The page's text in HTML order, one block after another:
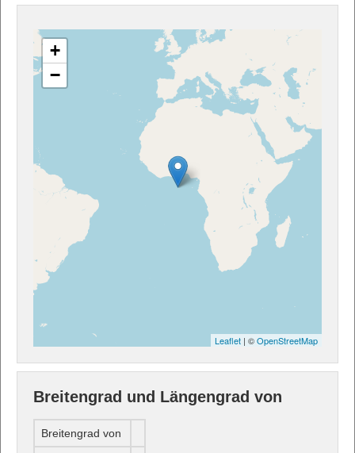
+
−
Leaflet | ©OpenStreetMap
Breitengrad und Längengrad von
Breitengrad von